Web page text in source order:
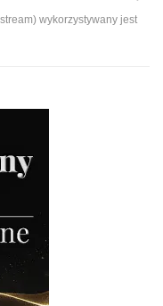
wykorzystywany jest